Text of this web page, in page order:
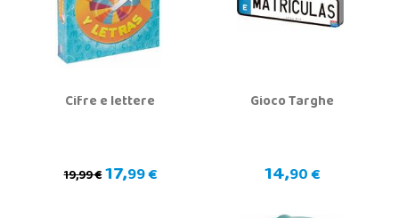
Cifre e lettere
19,99 €17,99 €
Gioco Targhe
14,90 €